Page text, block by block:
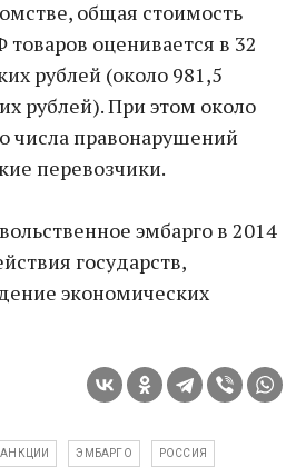
общая стоимость
оценивается в 32
рублей (около 981,5
рублей). При этом около
числа правонарушений
перевозчики.
эмбарго в 2014
государств,
экономических
ЭМБАРГО РОССИЯ